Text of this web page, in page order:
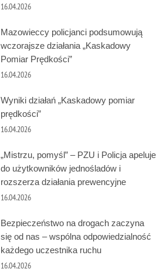
16.04.2026
Mazowieccy policjanci podsumowują
wczorajsze działania „Kaskadowy
Pomiar Prędkości”
16.04.2026
Wyniki działań „Kaskadowy pomiar
prędkości”
16.04.2026
„Mistrzu, pomyśl” – PZU i Policja apeluje
do użytkowników jednośladów i
rozszerza działania prewencyjne
16.04.2026
Bezpieczeństwo na drogach zaczyna
się od nas – wspólna odpowiedzialność
każdego uczestnika ruchu
16.04.2026